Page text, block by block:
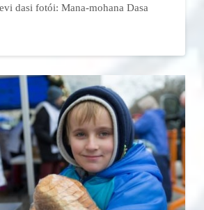
dasi fotói: Mana-mohana Dasa